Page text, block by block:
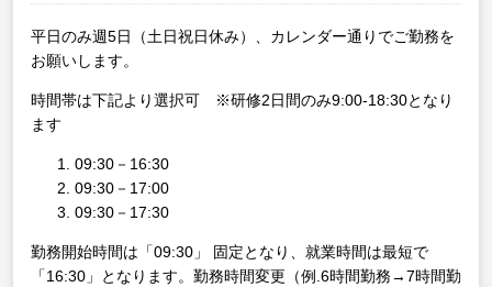
平日のみ週5日（土日祝日休み）、カレンダー通りでご勤務を
お願いします。
時間帯は下記より選択可 ※研修2日間のみ9:00-18:30となり
ます
09:30－16:30
09:30－17:00
09:30－17:30
勤務開始時間は「09:30」 固定となり、就業時間は最短で
「16:30」となります。勤務時間変更（例.6時間勤務→7時間勤